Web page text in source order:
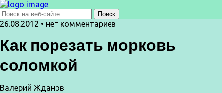
26.08.2012 • нет комментариев
Как порезать морковь
соломкой
Валерий Жданов